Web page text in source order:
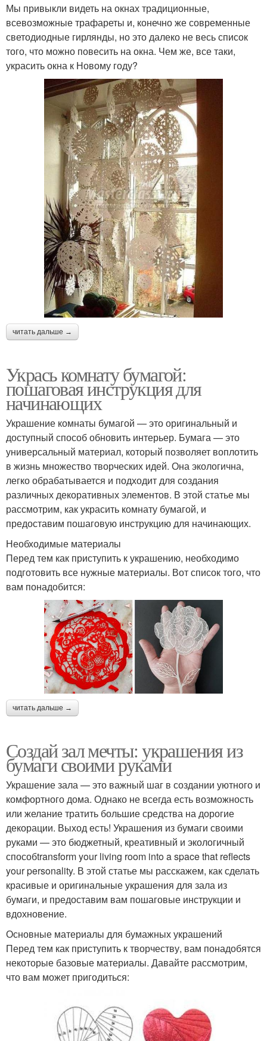
Мы привыкли видеть на окнах традиционные,
всевозможные трафареты и, конечно же современные
светодиодные гирлянды, но это далеко не весь список
того, что можно повесить на окна. Чем же, все таки,
украсить окна к Новому году?
читать дальше →
Укрась комнату бумагой:
пошаговая инструкция для
начинающих
Украшение комнаты бумагой — это оригинальный и
доступный способ обновить интерьер. Бумага — это
универсальный материал, который позволяет воплотить
в жизнь множество творческих идей. Она экологична,
легко обрабатывается и подходит для создания
различных декоративных элементов. В этой статье мы
рассмотрим, как украсить комнату бумагой, и
предоставим пошаговую инструкцию для начинающих.
Необходимые материалы
Перед тем как приступить к украшению, необходимо
подготовить все нужные материалы. Вот список того, что
вам понадобится:
читать дальше →
Создай зал мечты: украшения из
бумаги своими руками
Украшение зала — это важный шаг в создании уютного и
комфортного дома. Однако не всегда есть возможность
или желание тратить большие средства на дорогие
декорации. Выход есть! Украшения из бумаги своими
руками — это бюджетный, креативный и экологичный
способtransform your living room into a space that reflects
your personality. В этой статье мы расскажем, как сделать
красивые и оригинальные украшения для зала из
бумаги, и предоставим вам пошаговые инструкции и
вдохновение.
Основные материалы для бумажных украшений
Перед тем как приступить к творчеству, вам понадобятся
некоторые базовые материалы. Давайте рассмотрим,
что вам может пригодиться: